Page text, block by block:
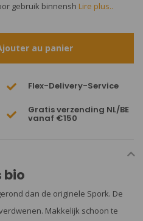
gebruik binnensh Lire plus..
au panier
Flex-Delivery-Service
Gratis verzending NL/BE
vanaf €150
bio
dan de originele Spork. De
Makkelijk schoon te